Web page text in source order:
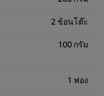
2 ช้อนโต๊ะ
100 กรัม
1 ฟอง